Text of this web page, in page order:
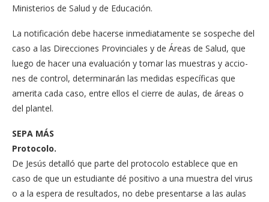
Ministerios de Sa­lud y de Educación.
La notificación debe ha­cerse inmediatamente se sospeche del
caso a las Di­recciones Provinciales y de Áreas de Salud, que
luego de hacer una evaluación y tomar las muestras y accio­
nes de control, determina­rán las medidas específicas que
amerita cada caso, en­tre ellos el cierre de aulas, de áreas o
del plantel.
SEPA MÁS
Protocolo.
De Jesús detalló que parte del protocolo es­tablece que en
caso de que un estudiante dé positivo a una muestra del virus
o a la espera de resultados, no debe presentarse a las aulas